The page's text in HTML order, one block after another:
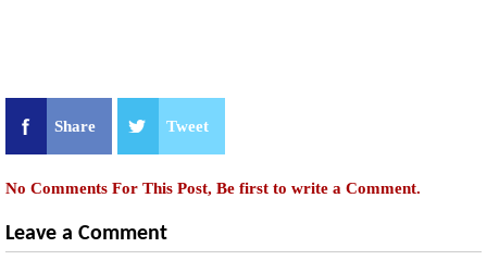
Share Tweet
No Comments For This Post, Be first to write a Comment.
Leave a Comment